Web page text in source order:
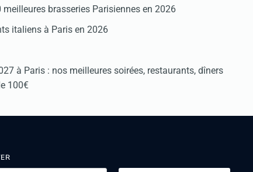
meilleures brasseries Parisiennes en 2026
italiens à Paris en 2026
à Paris : nos meilleures soirées, restaurants, dîners
100€